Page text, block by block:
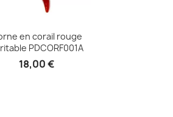
en corail rouge
PDCORF001A
18,00 €